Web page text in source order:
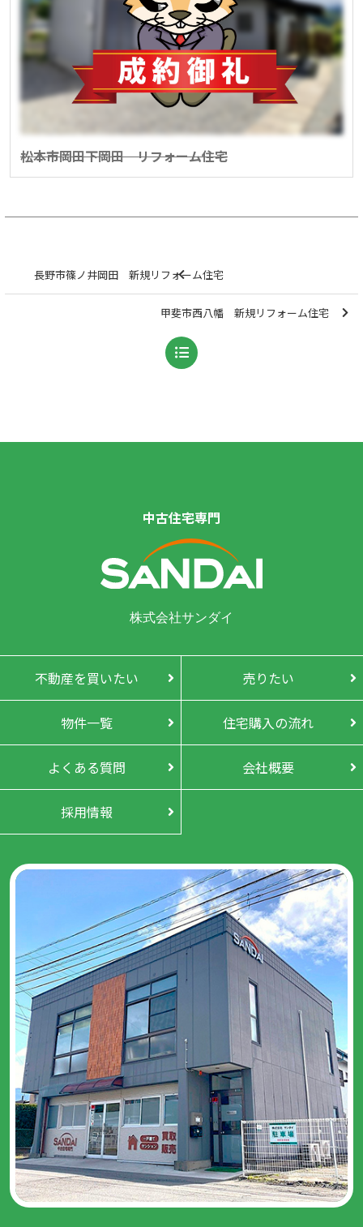
松本市岡田下岡田 リフォーム住宅
長野市篠ノ井岡田 新規リフォーム住宅
甲斐市西八幡 新規リフォーム住宅
中古住宅専門
株式会社サンダイ
不動産を買いたい 売りたい
物件一覧 住宅購入の流れ
よくある質問 会社概要
採用情報